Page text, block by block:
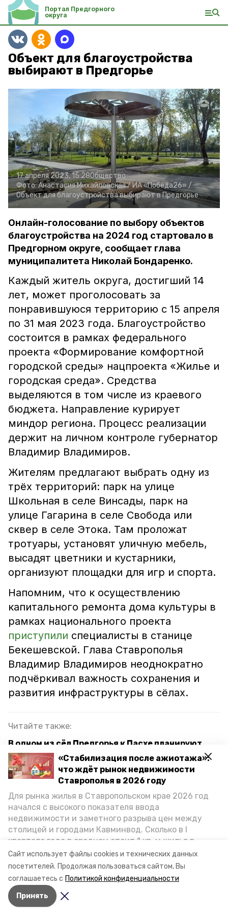
Сайт использует файлы cookies и технических данных
посетителей. Продолжая пользоваться сайтом, Вы
соглашаетесь с Политикой конфиденциальности
Принять
«Стабилизация после ажиотажа»:
что ждёт рынок недвижимости
Ставрополья в 2026 году
Для рынка жилья в Ставропольском крае 2026 год
начался с высокого показателя ввода
недвижимости и заметного разрыва цен между
столицей и городами Кавминвод. Сколько в I
квартале года в среднем стоит 1 кв. м жилья в
городах и округах региона, как изменился спрос на
первичку и вторичку, какова себестоимость
стройки собственного жилья в этом году и какие
прогнозы о стоимости квадратных метров дают
эксперты, выясняла корреспондент «Победы26».
Портал Предгорного
округа
Объект для благоустройства
выбирают в Предгорье
17 апреля 2023, 15:28Общество
Фото:Анастасия Михайловская / ИА «Победа26» /
Объект для благоустройства выбирают в Предгорье
Онлайн-голосование по выбору объектов
благоустройства на 2024 год стартовало в
Предгорном округе, сообщает глава
муниципалитета Николай Бондаренко.
Каждый житель округа, достигший 14
лет, может проголосовать за
понравившуюся территорию с 15 апреля
по 31 мая 2023 года. Благоустройство
состоится в рамках федерального
проекта «Формирование комфортной
городской среды» нацпроекта «Жилье и
городская среда». Средства
выделяются в том числе из краевого
бюджета. Направление курирует
миндор региона. Процесс реализации
держит на личном контроле губернатор
Владимир Владимиров.
Жителям предлагают выбрать одну из
трёх территорий: парк на улице
Школьная в селе Винсады, парк на
улице Гагарина в селе Свобода или
сквер в селе Этока. Там проложат
тротуары, установят уличную мебель,
высадят цветники и кустарники,
организуют площадки для игр и спорта.
Напомним, что к осуществлению
капитального ремонта дома культуры в
рамках национального проекта
приступили специалисты в станице
Бекешевской. Глава Ставрополья
Владимир Владимиров неоднократно
подчёркивал важность сохранения и
развития инфраструктуры в сёлах.
Читайте также:
В одном из сёл Предгорья к Пасхе планируют
обновить 350 метров забора на кладбище
Новый пищеблок появится в школе одного из
хуторов Предгорья
благоустройство
зоны отдыха предгорный округ
Авторы: Маргарита Сабитова